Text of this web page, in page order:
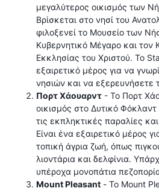
μεγαλύτερος οικισμός των
Βρίσκεται στο νησί του
φιλοξενεί το Μουσείο των
Κυβερνητικό Μέγαρο και τον
Εκκλησίας του Χριστού. Το
εξαιρετικό μέρος για να
νησιών και να εξερευνήσετε
Πορτ Χάουαρντ - Το Πορτ
οικισμός στο Δυτικό Φόκλαντ
τις εκπληκτικές παραλίες
Είναι ένα εξαιρετικό μέρος
τοπική άγρια ​​ζωή, όπως
λιοντάρια και δελφίνια.
υπέροχα μονοπάτια
Mount Pleasant - Το Mount